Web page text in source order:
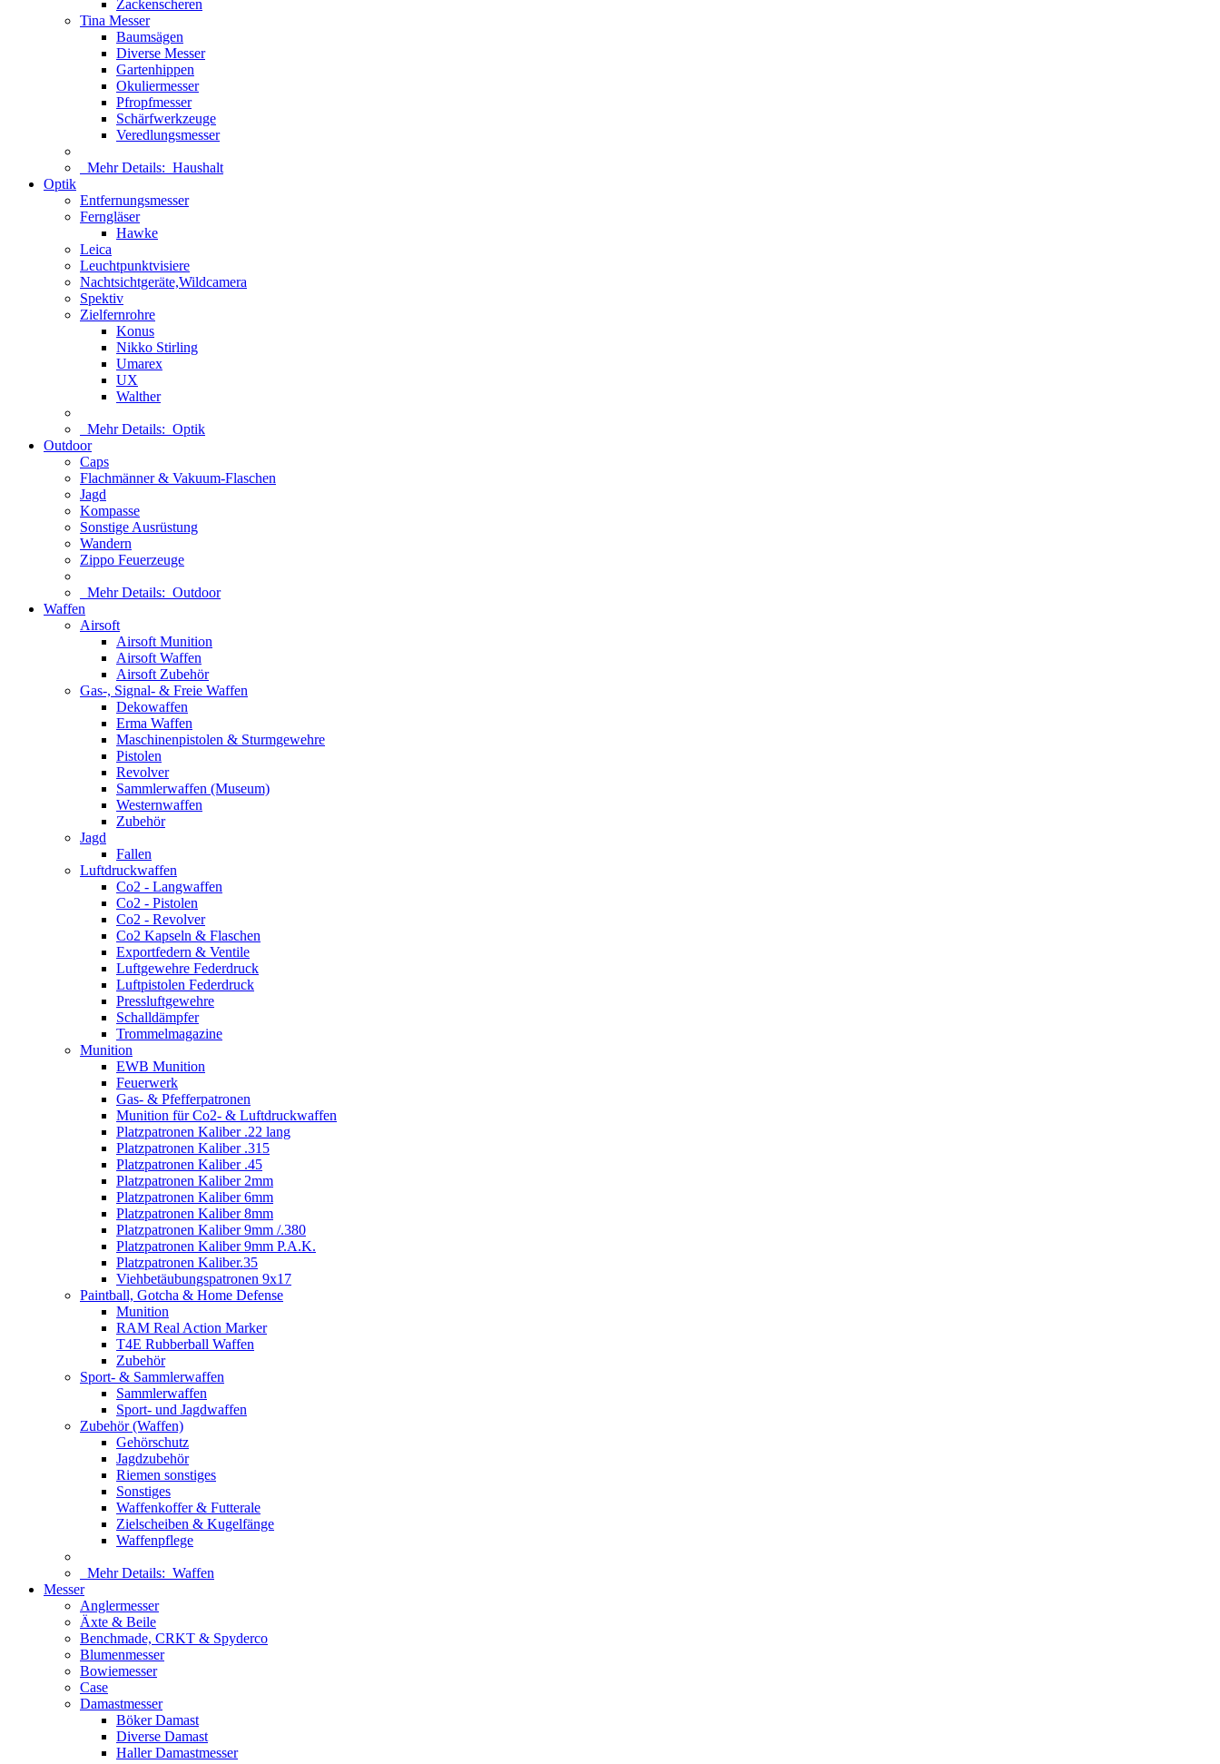
Zackenscheren
Tina Messer
Baumsägen
Diverse Messer
Gartenhippen
Okuliermesser
Pfropfmesser
Schärfwerkzeuge
Veredlungsmesser
Mehr Details: Haushalt
Optik
Entfernungsmesser
Ferngläser
Hawke
Leica
Leuchtpunktvisiere
Nachtsichtgeräte,Wildcamera
Spektiv
Zielfernrohre
Konus
Nikko Stirling
Umarex
UX
Walther
Mehr Details: Optik
Outdoor
Caps
Flachmänner & Vakuum-Flaschen
Jagd
Kompasse
Sonstige Ausrüstung
Wandern
Zippo Feuerzeuge
Mehr Details: Outdoor
Waffen
Airsoft
Airsoft Munition
Airsoft Waffen
Airsoft Zubehör
Gas-, Signal- & Freie Waffen
Dekowaffen
Erma Waffen
Maschinenpistolen & Sturmgewehre
Pistolen
Revolver
Sammlerwaffen (Museum)
Westernwaffen
Zubehör
Jagd
Fallen
Luftdruckwaffen
Co2 - Langwaffen
Co2 - Pistolen
Co2 - Revolver
Co2 Kapseln & Flaschen
Exportfedern & Ventile
Luftgewehre Federdruck
Luftpistolen Federdruck
Pressluftgewehre
Schalldämpfer
Trommelmagazine
Munition
EWB Munition
Feuerwerk
Gas- & Pfefferpatronen
Munition für Co2- & Luftdruckwaffen
Platzpatronen Kaliber .22 lang
Platzpatronen Kaliber .315
Platzpatronen Kaliber .45
Platzpatronen Kaliber 2mm
Platzpatronen Kaliber 6mm
Platzpatronen Kaliber 8mm
Platzpatronen Kaliber 9mm /.380
Platzpatronen Kaliber 9mm P.A.K.
Platzpatronen Kaliber.35
Viehbetäubungspatronen 9x17
Paintball, Gotcha & Home Defense
Munition
RAM Real Action Marker
T4E Rubberball Waffen
Zubehör
Sport- & Sammlerwaffen
Sammlerwaffen
Sport- und Jagdwaffen
Zubehör (Waffen)
Gehörschutz
Jagdzubehör
Riemen sonstiges
Sonstiges
Waffenkoffer & Futterale
Zielscheiben & Kugelfänge
Waffenpflege
Mehr Details: Waffen
Messer
Anglermesser
Äxte & Beile
Benchmade, CRKT & Spyderco
Blumenmesser
Bowiemesser
Case
Damastmesser
Böker Damast
Diverse Damast
Haller Damastmesser